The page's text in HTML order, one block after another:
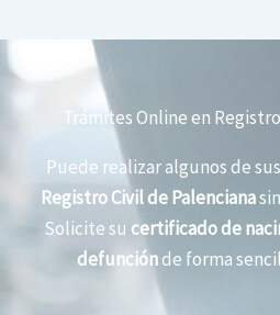
Trámites Online en
Puede realizar algunos de sus
Registro Civil de Palenciana
Solicite su certificado de
defunciónde forma